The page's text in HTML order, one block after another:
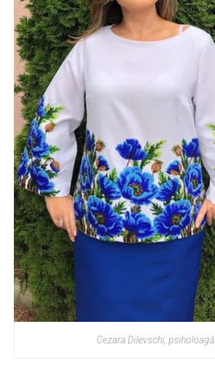
Cezara Dilevschi, psiholoagă